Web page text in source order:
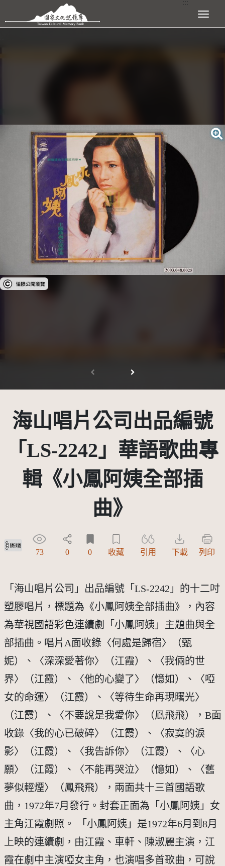
跳到主要內容區塊 展開選單
受著作權法保護-僅限於本平台有限度公開瀏覽
海山唱片公司出品編號
「LS-2242」華語歌曲專
輯《小鳳阿姨全部插
曲》
受著作權法保護-僅限於本平台有限度公開瀏覽
73 0 0 收藏 引用 下載 列印
「海山唱片公司」出品編號「LS-2242」的十二吋
塑膠唱片，標題為《小鳳阿姨全部插曲》，內容
為華視國語彩色連續劇「小鳳阿姨」主題曲與全
部插曲。唱片A面收錄〈何處是歸宿〉（甄
妮）、〈深深愛著你〉（江霞）、〈我倆的世
界〉（江霞）、〈他的心變了〉（憶如）、〈啞
女的命運〉（江霞）、〈等待生命再現曙光〉
（江霞）、〈不要說是我愛你〉（鳳飛飛），B面
收錄〈我的心已破碎〉（江霞）、〈寂寞的淚
影〉（江霞）、〈我告訴你〉（江霞）、〈心
願〉（江霞）、〈不能再哭泣〉（憶如）、〈舊
夢似輕煙〉（鳳飛飛），兩面共十三首國語歌
曲，1972年7月發行。封套正面為「小鳳阿姨」女
主角江霞劇照。 「小鳳阿姨」是1972年6月到8月
上映的連續劇，由江霞、車軒、陳淑麗主演，江
霞在劇中主演啞女主角，也演唱多首歌曲，可說